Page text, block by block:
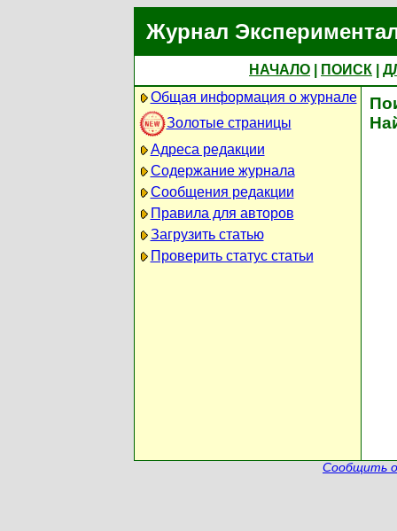
Журнал
НАЧАЛО ПОИСК
Общая информация о журнале
Золотые страницы
Адреса редакции
Содержание журнала
Сообщения редакции
Правила для авторов
Загрузить статью
Проверить статус статьи
Сообщить о